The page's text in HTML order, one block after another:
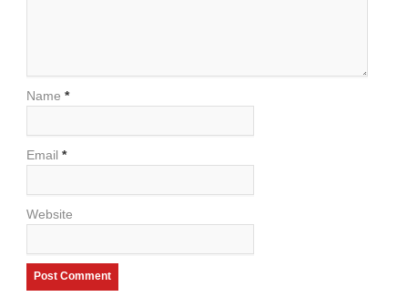
Name *
Email *
Website